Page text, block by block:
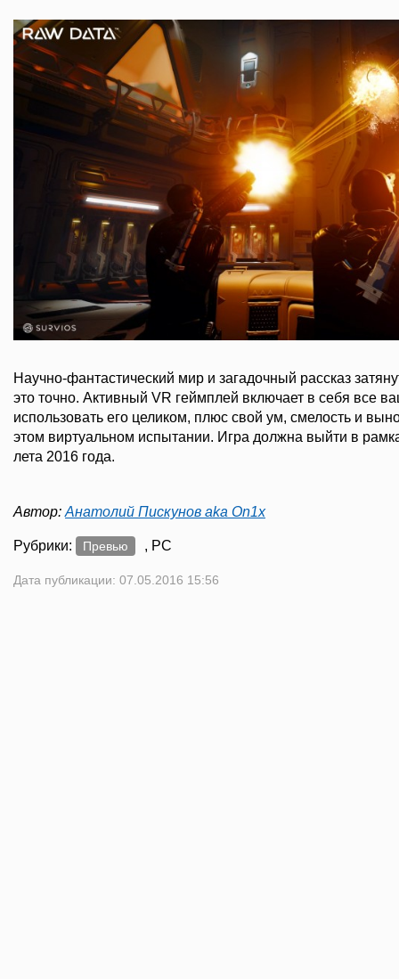
Научно-фантастический мир и загадочный рассказ
это точно. Активный VR геймплей включает в себя все
использовать его целиком, плюс свой ум, смелость и
этом виртуальном испытании. Игра должна выйти в
лета 2016 года.
Автор: Анатолий Пискунов aka On1x
Рубрики: Превью , PC
Дата публикации: 07.05.2016 15:56